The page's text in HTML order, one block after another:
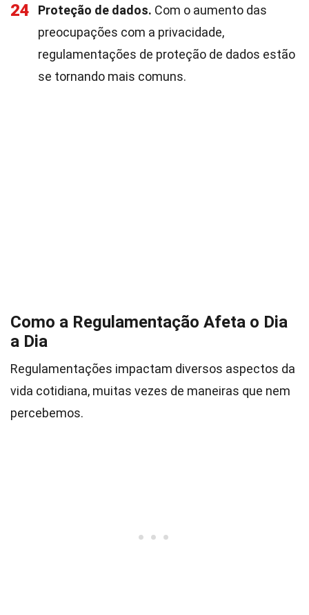
24 Proteção de dados. Com o aumento das
preocupações com a privacidade,
regulamentações de proteção de dados estão
se tornando mais comuns.
Como a Regulamentação Afeta o Dia
a Dia
Regulamentações impactam diversos aspectos da
vida cotidiana, muitas vezes de maneiras que nem
percebemos.